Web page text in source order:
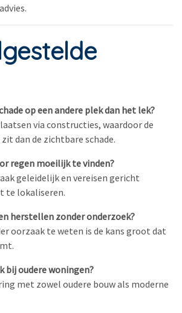
op een andere plek dan het lek?
via constructies, waardoor de
dan de zichtbare schade.
regen moeilijk te vinden?
geleidelijk en vereisen gericht
te lokaliseren.
herstellen zonder onderzoek?
oorzaak te weten is de kans groot dat
bij oudere woningen?
met zowel oudere bouw als moderne